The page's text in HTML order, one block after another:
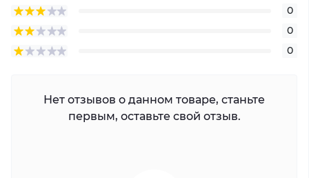
0
0
0
Нет отзывов о данном товаре, станьте
первым, оставьте свой отзыв.